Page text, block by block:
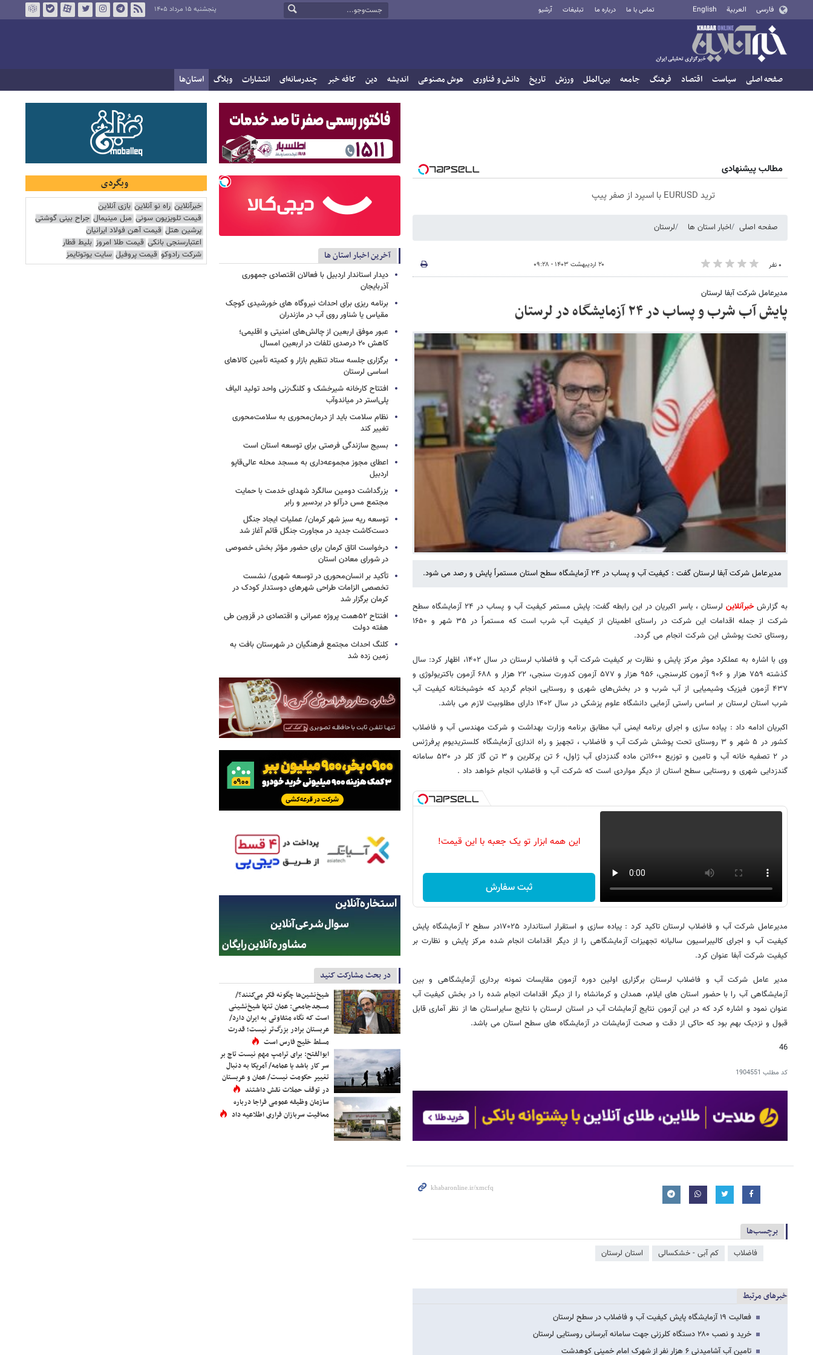
فارسی العربية English تماس با ما درباره ما تبلیغات آرشیو پنجشنبه ۱۵ مرداد ۱۴۰۵
صفحه اصلی سیاست اقتصاد فرهنگ جامعه بین‌الملل ورزش تاریخ دانش و فناوری هوش مصنوعی اندیشه دین کافه خبر چندرسانه‌ای انتشارات وبلاگ استان‌ها
مطالب پیشنهادی
ترید EURUSD با اسپرد از صفر پیپ
صفحه اصلی اخبار استان ها لرستان
۰ نفر ۲۰ اردیبهشت ۱۴۰۳ - ۰۹:۲۸
مدیرعامل شرکت آبفا لرستان
پایش آب شرب و پساب در ۲۴ آزمایشگاه در لرستان
مدیرعامل شرکت آبفا لرستان گفت : کیفیت آب و پساب در ۲۴ آزمایشگاه سطح استان مستمراً پایش و رصد می شود.
به گزارشخبرآنلاین
لرستان ، یاسر اکبریان در این رابطه گفت: ‌پایش مستمر کیفیت آب و پساب در ۲۴ آزمایشگاه سطح
شرکت از جمله اقدامات این شرکت در راستای اطمینان از کیفیت آب شرب است که مستمراً در ۳۵ شهر و ۱۶۵۰
روستای تحت پوشش این شرکت انجام می گردد.
وی با اشاره به عملکرد موثر مرکز پایش و نظارت بر کیفیت شرکت آب و فاضلاب لرستان در سال ۱۴۰۲، اظهار کرد: سال
گذشته ۷۵۹ هزار و ۹۰۶ آزمون کلرسنجی، ۹۵۶ هزار و ۵۷۷ آزمون کدورت سنجی، ۲۲ هزار و ۶۸۸ آزمون باکتریولوژی و
۴۳۷ آزمون فیزیک وشیمیایی از آب شرب و در بخش‌های شهری و روستایی انجام گردید که خوشبختانه کیفیت آب
شرب استان لرستان بر اساس راستی آزمایی دانشگاه علوم پزشکی در سال ۱۴۰۲ دارای مطلوبیت لازم می باشد.
اکبریان ادامه داد : پیاده سازی و اجرای برنامه ایمنی آب مطابق برنامه وزارت بهداشت و شرکت مهندسی آب و فاضلاب
کشور در ۵ شهر و ۳ روستای تحت پوشش شرکت آب و فاضلاب ، تجهیز و راه اندازی آزمایشگاه کلستریدیوم پرفرژنس
در ۲ تصفیه خانه آب و تامین و توزیع ۱۶۰۰تن ماده گندزدای آب ژاول، ۶ تن پرکلرین و ۳ تن گاز کلر در ۵۳۰ سامانه
گندزدایی شهری و روستایی سطح استان از دیگر مواردی است که شرکت آب و فاضلاب انجام خواهد داد .
این همه ابزار تو یک جعبه با این قیمت!
ثبت سفارش
مدیرعامل شرکت آب و فاضلاب لرستان تاکید کرد : پیاده سازی و استقرار استاندارد ۱۷۰۲۵در سطح ۲ آزمایشگاه پایش
کیفیت آب و اجرای کالیبراسیون سالیانه تجهیزات آزمایشگاهی را از دیگر اقدامات انجام شده مرکز پایش و نظارت بر
کیفیت شرکت آبفا عنوان کرد.
مدیر عامل شرکت آب و فاضلاب لرستان برگزاری اولین دوره آزمون مقایسات نمونه برداری آزمایشگاهی و بین
آزمایشگاهی آب را با حضور استان های ایلام، همدان و کرمانشاه را از دیگر اقدامات انجام شده را در بخش کیفیت آب
عنوان نمود و اشاره کرد که در این آزمون نتایج آزمایشات آب در استان لرستان با نتایج سایراستان ها از نظر آماری قابل
قبول و نزدیک بهم بود که حاکی از دقت و صحت آزمایشات در آزمایشگاه های سطح استان می باشد.
46
کد مطلب 1904551
برچسب‌ها
فاضلاب کم آبی - خشکسالی استان لرستان
خبرهای مرتبط
فعالیت ۱۹ آزمایشگاه پایش کیفیت آب و فاضلاب در سطح لرستان
خرید و نصب ۲۸۰ دستگاه کلرزنی جهت سامانه آبرسانی روستایی لرستان
تامین آب آشامیدنی ۶ هزار نفر از شهرک امام خمینی کوهدشت
آخرین اخبار استان ها
دیدار استاندار اردبیل با فعالان اقتصادی جمهوری
آذربایجان
برنامه ریزی برای احداث نیروگاه های خورشیدی کوچک
مقیاس یا شناور روی آب در مازندران
عبور موفق اربعین از چالش‌های امنیتی و اقلیمی؛
کاهش ۲۰ درصدی تلفات در اربعین امسال
برگزاری جلسه ستاد تنظیم بازار و کمیته تأمین کالاهای
اساسی لرستان
افتتاح کارخانه شیرخشک و کلنگ‌زنی واحد تولید الیاف
پلی‌استر در میاندوآب
نظام سلامت باید از درمان‌محوری به سلامت‌محوری
تغییر کند
بسیج سازندگی فرصتی برای توسعه استان است
اعطای مجوز مجموعه‌داری به مسجد محله عالی‌قاپو
اردبیل
بزرگداشت دومین سالگرد شهدای خدمت با حمایت
مجتمع مس درآلو در بردسیر و رابر
توسعه ریه سبز شهر کرمان/ عملیات ایجاد جنگل
دست‌کاشت جدید در مجاورت جنگل قائم آغاز شد
درخواست اتاق کرمان برای حضور مؤثر بخش خصوصی
در شورای معادن استان
تأکید بر انسان‌محوری در توسعه شهری/ نشست
تخصصی الزامات طراحی شهرهای دوستدار کودک در
کرمان برگزار شد
افتتاح ۵۲همت پروژه عمرانی و اقتصادی در قزوین طی
هفته دولت
کلنگ احداث مجتمع فرهنگیان در شهرستان بافت به
زمین زده شد
در بحث مشارکت کنید
شیخ‌نشین‌ها چگونه فکر می‌کنند؟/
مسجدجامعی: عمان تنها شیخ‌نشینی
است که نگاه متفاوتی به ایران دارد/
عربستان برادر بزرگ‌تر نیست؛ قدرت
مسلط خلیج فارس است
ابوالفتح: برای ترامپ مهم نیست تاج بر
سر کار باشد یا عمامه/ آمریکا به دنبال
تغییر حکومت نیست/ عمان و عربستان
در توقف حملات نقش داشتند
سازمان وظیفه عمومی فراجا درباره
معافیت سربازان فراری اطلاعیه داد
وبگردی
خبرآنلاین راه نو آنلاین بازی آنلاین
قیمت تلویزیون سونی مبل مینیمال جراح بینی گوشتی
پرشین هتل قیمت آهن فولاد ایرانیان
اعتبارسنجی بانکی قیمت طلا امروز بلیط قطار
شرکت رادوکو قیمت پروفیل سایت یوتوتایمز